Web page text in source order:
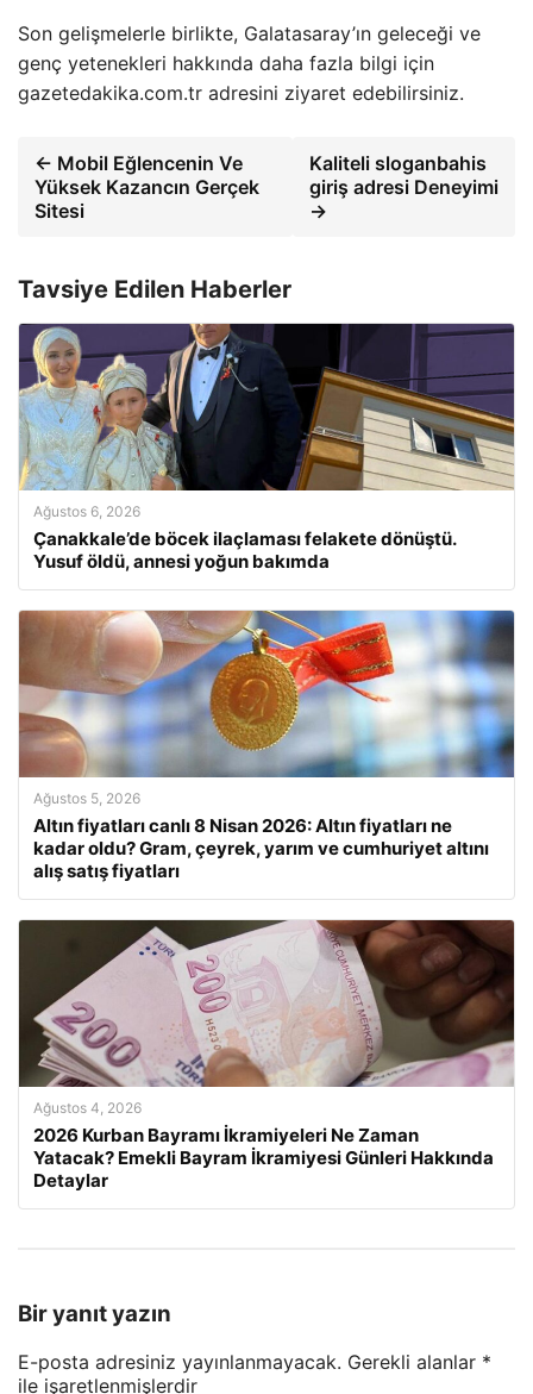
Son gelişmelerle birlikte, Galatasaray’ın geleceği ve
genç yetenekleri hakkında daha fazla bilgi için
gazetedakika.com.tr adresini ziyaret edebilirsiniz.
← Mobil Eğlencenin Ve
Yüksek Kazancın Gerçek
Sitesi
Kaliteli sloganbahis
giriş adresi Deneyimi
→
Tavsiye Edilen Haberler
Ağustos 6, 2026
Çanakkale’de böcek ilaçlaması felakete dönüştü.
Yusuf öldü, annesi yoğun bakımda
Ağustos 5, 2026
Altın fiyatları canlı 8 Nisan 2026: Altın fiyatları ne
kadar oldu? Gram, çeyrek, yarım ve cumhuriyet altını
alış satış fiyatları
Ağustos 4, 2026
2026 Kurban Bayramı İkramiyeleri Ne Zaman
Yatacak? Emekli Bayram İkramiyesi Günleri Hakkında
Detaylar
Bir yanıt yazın
E-posta adresiniz yayınlanmayacak. Gerekli alanlar *
ile işaretlenmişlerdir